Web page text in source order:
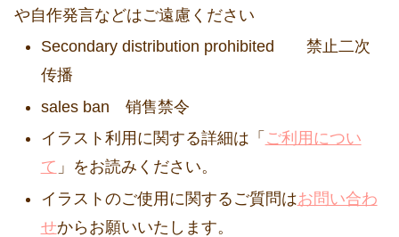
や自作発言などはご遠慮ください
Secondary distribution prohibited 禁止二次
传播
sales ban 销售禁令
イラスト利用に関する詳細は「 ご利用につい
て 」をお読みください。
イラストのご使用に関するご質問はお問い合わ
せからお願いいたします。